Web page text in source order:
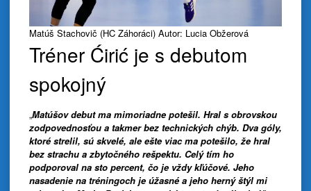
Matúš Stachovič (HC Záhoráci) Autor: Lucia Obžerová
Tréner Ćirić je s debutom
spokojný
„Matúšov debut ma mimoriadne potešil. Hral s obrovskou
zodpovednosťou a takmer bez technických chýb. Dva góly,
ktoré strelil, sú skvelé, ale ešte viac ma potešilo, že hral
bez strachu a zbytočného rešpektu. Celý tím ho
podporoval na sto percent, čo je vždy kľúčové. Jeho
nasadenie na tréningoch je úžasné a jeho herný štýl mi